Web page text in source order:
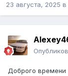
23 августа, 2025 в
Доброго времени